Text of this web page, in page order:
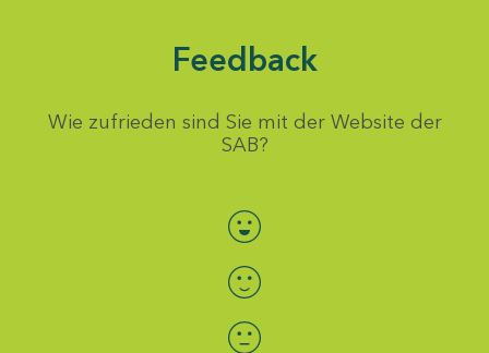
Feedback
Wie zufrieden sind Sie mit der Website der
SAB?
Bewertung auswählen